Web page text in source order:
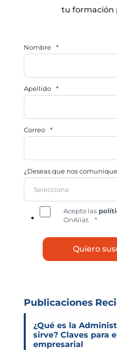
tu formación
Nombre *
Apellido *
Correo *
¿Deseas que nos
Acepto las
OnAliat.
*
Publicaciones
¿Qué es la
sirve? Claves para
empresarial